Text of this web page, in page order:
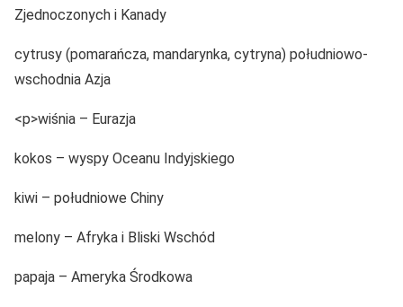
Zjednoczonych i Kanady
cytrusy (pomarańcza, mandarynka, cytryna) południowo-
wschodnia Azja
<p>wiśnia – Eurazja
kokos – wyspy Oceanu Indyjskiego
kiwi – południowe Chiny
melony – Afryka i Bliski Wschód
papaja – Ameryka Środkowa